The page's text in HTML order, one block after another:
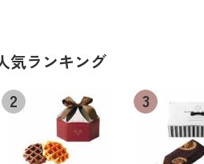
気ランキング